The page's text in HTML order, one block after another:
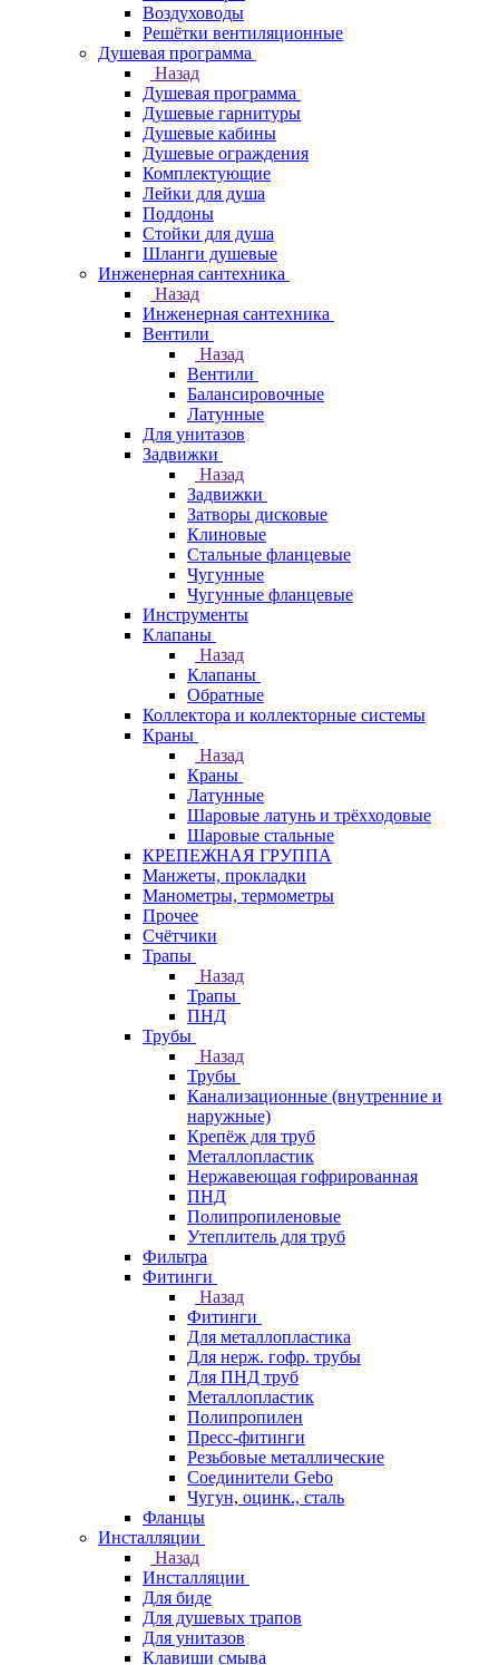
Воздуховоды
Решётки вентиляционные
Душевая программа
Назад
Душевая программа
Душевые гарнитуры
Душевые кабины
Душевые ограждения
Комплектующие
Лейки для душа
Поддоны
Стойки для душа
Шланги душевые
Инженерная сантехника
Назад
Инженерная сантехника
Вентили
Назад
Вентили
Балансировочные
Латунные
Для унитазов
Задвижки
Назад
Задвижки
Затворы дисковые
Клиновые
Стальные фланцевые
Чугунные
Чугунные фланцевые
Инструменты
Клапаны
Назад
Клапаны
Обратные
Коллектора и коллекторные системы
Краны
Назад
Краны
Латунные
Шаровые латунь и трёхходовые
Шаровые стальные
КРЕПЕЖНАЯ ГРУППА
Манжеты, прокладки
Манометры, термометры
Прочее
Счётчики
Трапы
Назад
Трапы
ПНД
Трубы
Назад
Трубы
Канализационные (внутренние и
наружные)
Крепёж для труб
Металлопластик
Нержавеющая гофрированная
ПНД
Полипропиленовые
Утеплитель для труб
Фильтра
Фитинги
Назад
Фитинги
Для металлопластика
Для нерж. гофр. трубы
Для ПНД труб
Металлопластик
Полипропилен
Пресс-фитинги
Резьбовые металлические
Соединители Gebo
Чугун, оцинк., сталь
Фланцы
Инсталляции
Назад
Инсталляции
Для биде
Для душевых трапов
Для унитазов
Клавиши смыва